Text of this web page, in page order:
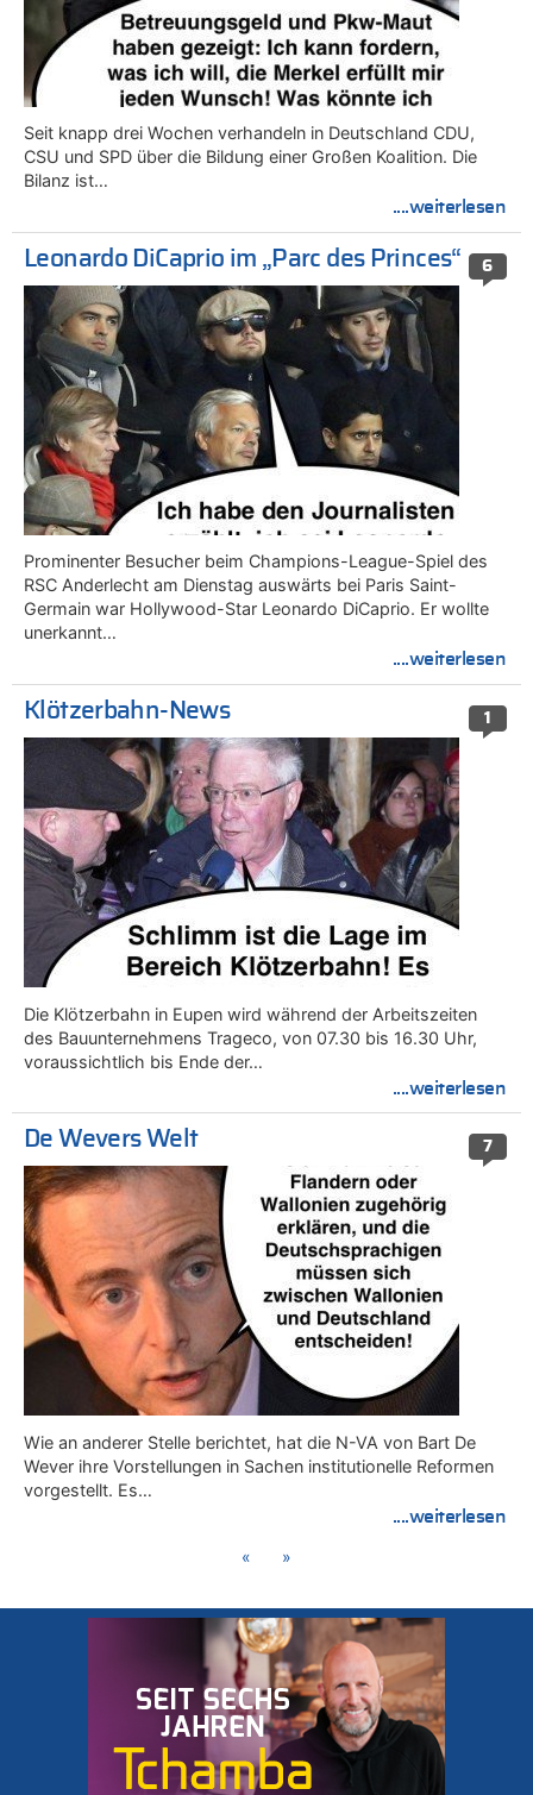
Seit knapp drei Wochen verhandeln in Deutschland CDU,
CSU und SPD über die Bildung einer Großen Koalition. Die
Bilanz ist…
....weiterlesen
6
Leonardo DiCaprio im „Parc des Princes“
Prominenter Besucher beim Champions-League-Spiel des
RSC Anderlecht am Dienstag auswärts bei Paris Saint-
Germain war Hollywood-Star Leonardo DiCaprio. Er wollte
unerkannt…
....weiterlesen
1
Klötzerbahn-News
Die Klötzerbahn in Eupen wird während der Arbeitszeiten
des Bauunternehmens Trageco, von 07.30 bis 16.30 Uhr,
voraussichtlich bis Ende der…
....weiterlesen
7
De Wevers Welt
Wie an anderer Stelle berichtet, hat die N-VA von Bart De
Wever ihre Vorstellungen in Sachen institutionelle Reformen
vorgestellt. Es…
....weiterlesen
« »